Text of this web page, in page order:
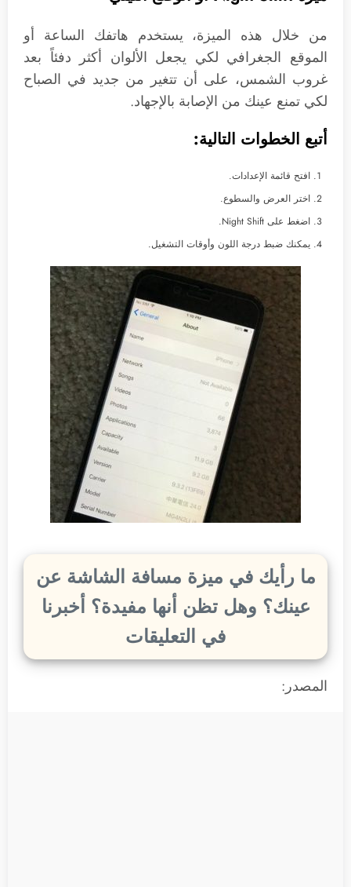
من خلال هذه الميزة، يستخدم هاتفك الساعة أو
الموقع الجغرافي لكي يجعل الألوان أكثر دفئاً بعد
غروب الشمس، على أن تتغير من جديد في الصباح
لكي تمنع عينك من الإصابة بالإجهاد.
أتبع الخطوات التالية:
افتح قائمة الإعدادات.
اختر العرض والسطوع.
اضغط على Night Shift.
يمكنك ضبط درجة اللون وأوقات التشغيل.
ما رأيك في ميزة مسافة الشاشة عن
عينك؟ وهل تظن أنها مفيدة؟ أخبرنا
في التعليقات
المصدر: